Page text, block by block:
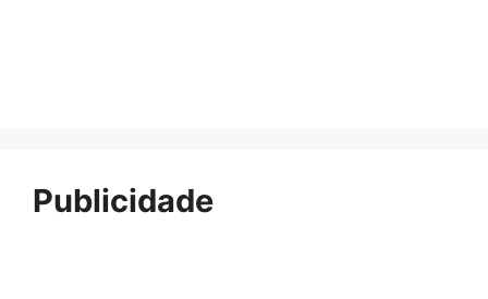
Publicidade